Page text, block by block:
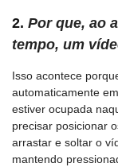
2. Por que, ao
tempo, um
Isso acontece
automaticamente
estiver ocupada
precisar posicionar
arrastar e soltar o
mantendo